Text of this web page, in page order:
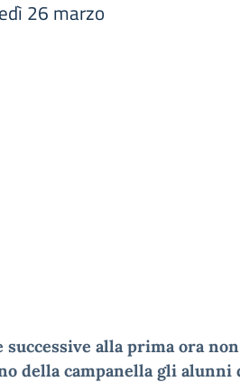
26 marzo
successive alla prima ora
della campanella gli alunni